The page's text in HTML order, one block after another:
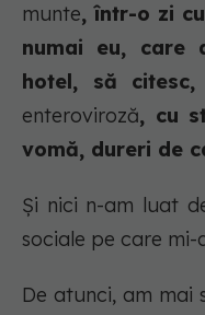
munte, într-o zi
numai eu, care
hotel, să
enteroviroză, cu
vomă, dureri de
Și nici n-am luat
sociale pe care
De atunci, am mai